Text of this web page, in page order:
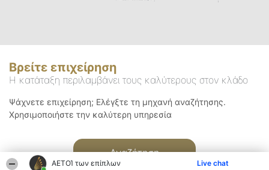
ΑΕΤΟΊ των επίπλων Live chat
Βρείτε επιχείρηση
Η κατάταξη περιλαμβάνει τους καλύτερους στον κλάδο
Ψάχνετε επιχείρηση; Ελέγξτε τη μηχανή αναζήτησης.
Χρησιμοποιήστε την καλύτερη υπηρεσία
Αναζήτηση